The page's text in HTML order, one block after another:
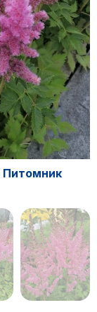
Питомник